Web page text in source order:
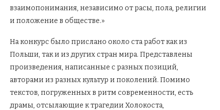
взаимопонимания, независимо от расы, пола, религии
и положение в обществе.»
На конкурс было прислано около ста работ как из
Польши, так и из других стран мира. Представлены
произведения, написанные с разных позиций,
авторами из разных культур и поколений. Помимо
текстов, погруженных в ритм современности, есть
драмы, отсылающие к трагедии Холокоста,